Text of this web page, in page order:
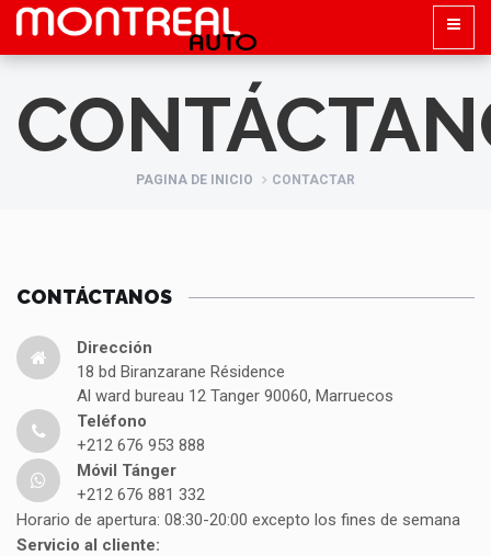
PAGINA DE INICIO CONTACTAR
CONTÁCTANOS
Dirección
18 bd Biranzarane Résidence
Al ward bureau 12 Tanger 90060, Marruecos
Teléfono
+212 676 953 888
Móvil Tánger
+212 676 881 332
Horario de apertura: 08:30-20:00 excepto los fines de semana
Servicio al cliente: